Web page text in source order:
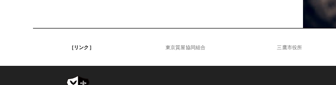
［リンク］ 東京質屋協同組合 三鷹市役所